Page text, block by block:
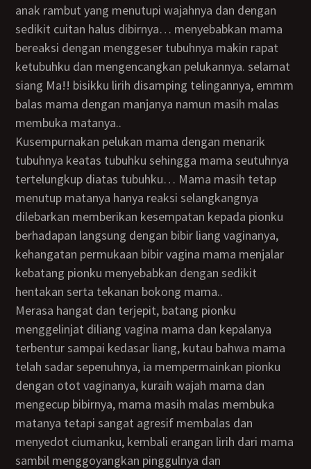
anak rambut yang menutupi wajahnya dan dengan
sedikit cuitan halus dibirnya… menyebabkan mama
bereaksi dengan menggeser tubuhnya makin rapat
ketubuhku dan mengencangkan pelukannya. selamat
siang Ma!! bisikku lirih disamping telingannya, emmm
balas mama dengan manjanya namun masih malas
membuka matanya..
Kusempurnakan pelukan mama dengan menarik
tubuhnya keatas tubuhku sehingga mama seutuhnya
tertelungkup diatas tubuhku… Mama masih tetap
menutup matanya hanya reaksi selangkangnya
dilebarkan memberikan kesempatan kepada pionku
berhadapan langsung dengan bibir liang vaginanya,
kehangatan permukaan bibir vagina mama menjalar
kebatang pionku menyebabkan dengan sedikit
hentakan serta tekanan bokong mama..
Merasa hangat dan terjepit, batang pionku
menggelinjat diliang vagina mama dan kepalanya
terbentur sampai kedasar liang, kutau bahwa mama
telah sadar sepenuhnya, ia mempermainkan pionku
dengan otot vaginanya, kuraih wajah mama dan
mengecup bibirnya, mama masih malas membuka
matanya tetapi sangat agresif membalas dan
menyedot ciumanku, kembali erangan lirih dari mama
sambil menggoyangkan pinggulnya dan